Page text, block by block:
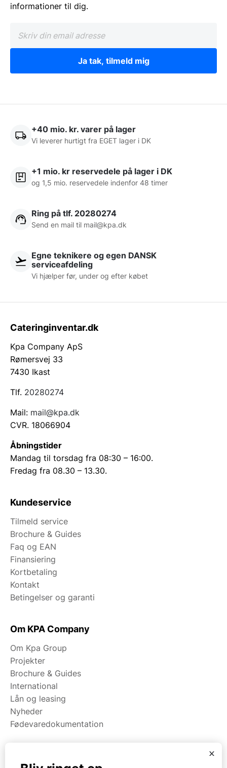
informationer til dig.
Ja tak, tilmeld mig
+40 mio. kr. varer på lager
Vi leverer hurtigt fra EGET lager i DK
+1 mio. kr reservedele på lager i DK
og 1,5 mio. reservedele indenfor 48 timer
Ring på tlf. 20280274
Send en mail til mail@kpa.dk
Egne teknikere og egen DANSK
serviceafdeling
Vi hjælper før, under og efter købet
Cateringinventar.dk
Kpa Company ApS
Rømersvej 33
7430 Ikast
Tlf. 20280274
Mail: mail@kpa.dk
CVR. 18066904
Åbningstider
Mandag til torsdag fra 08:30 – 16:00.
Fredag fra 08.30 – 13.30.
Kundeservice
Tilmeld service
Brochure & Guides
Faq og EAN
Finansiering
Kortbetaling
Kontakt
Betingelser og garanti
Om KPA Company
Om Kpa Group
Projekter
Brochure & Guides
International
Lån og leasing
Nyheder
Fødevaredokumentation
x